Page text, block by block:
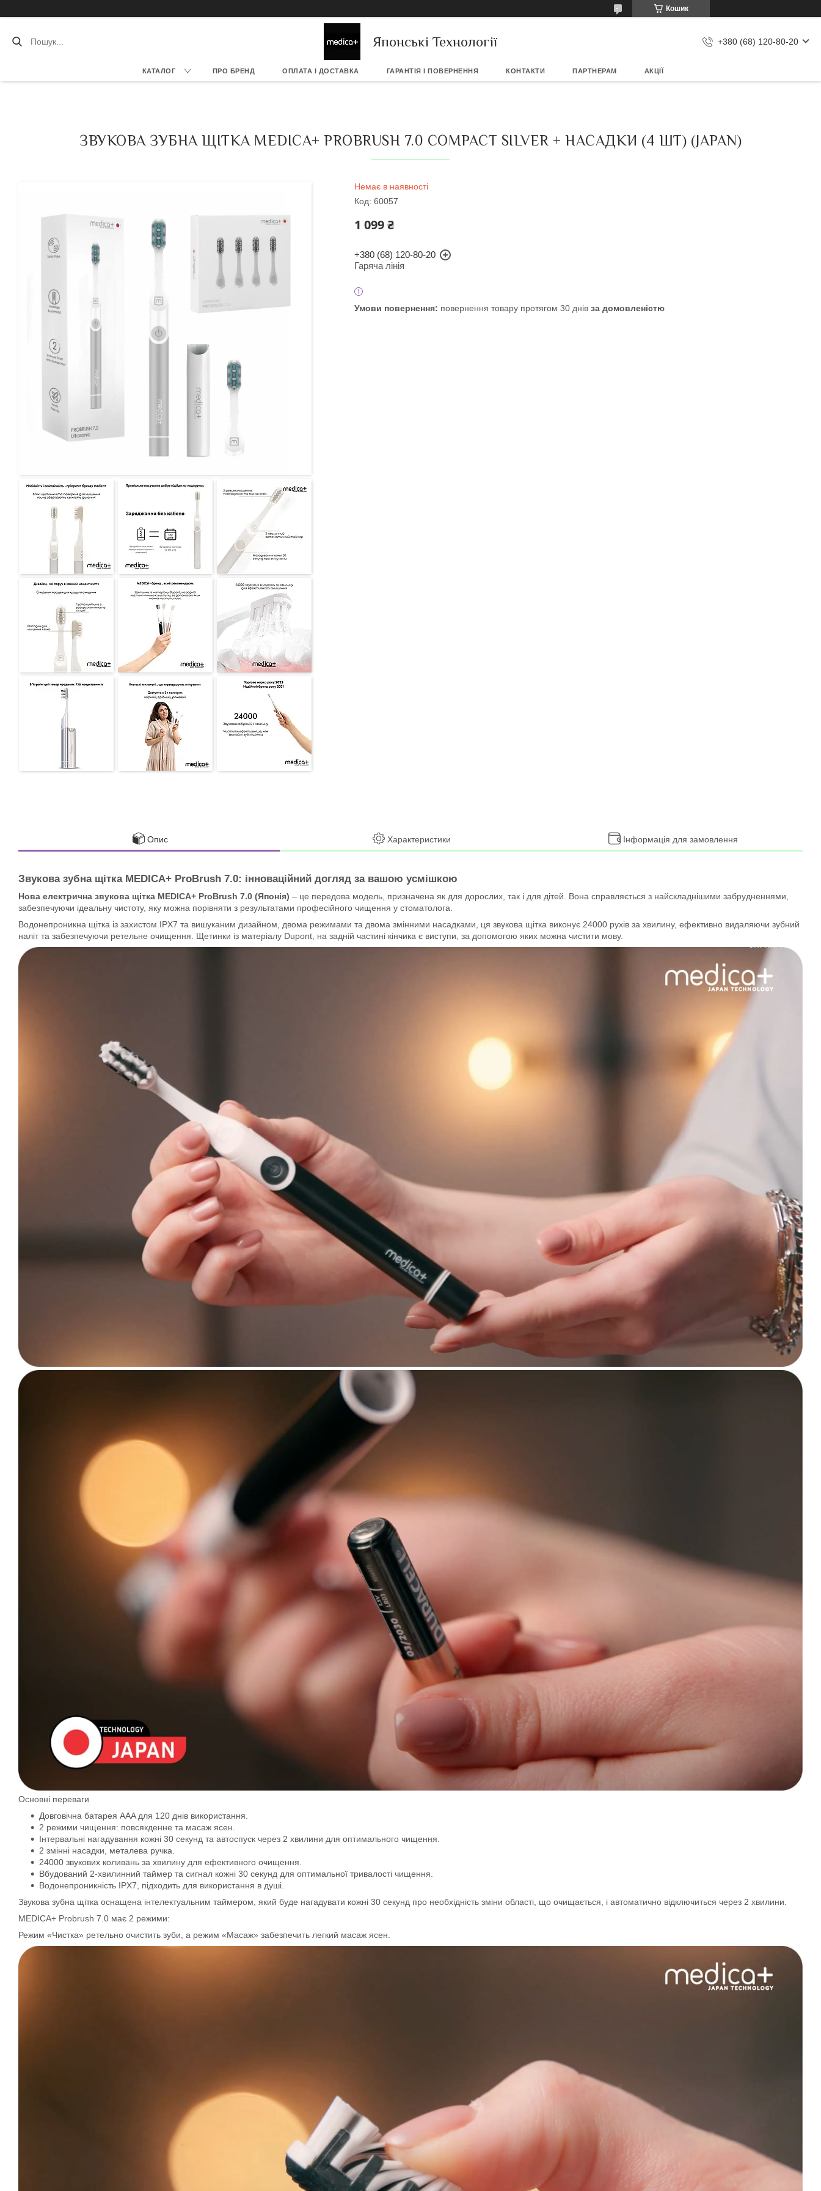
Кошик
Японські Технології +380 (68) 120-80-20
КАТАЛОГ ПРО БРЕНД ОПЛАТА І ДОСТАВКА ГАРАНТІЯ І ПОВЕРНЕННЯ КОНТАКТИ ПАРТНЕРАМ АКЦІЇ
ЗВУКОВА ЗУБНА ЩІТКА MEDICA+ PROBRUSH 7.0 COMPACT SILVER + НАСАДКИ (4 ШТ) (JAPAN)
Немає в наявності
Код: 60057
1 099 ₴
+380 (68) 120-80-20
Гаряча лінія
повернення товару протягом 30 днів за домовленістю
Опис Характеристики Інформація для замовлення
Звукова зубна щітка MEDICA+ ProBrush 7.0: інноваційний догляд за вашою усмішкою
Нова електрична звукова щітка MEDICA+ ProBrush 7.0 (Японія) – це передова модель, призначена як для дорослих, так і для дітей. Вона справляється з найскладнішими забрудненнями,
забезпечуючи ідеальну чистоту, яку можна порівняти з результатами професійного чищення у стоматолога.
Водонепроникна щітка із захистом IPX7 та вишуканим дизайном, двома режимами та двома змінними насадками, ця звукова щітка виконує 24000 рухів за хвилину, ефективно видаляючи зубний
наліт та забезпечуючи ретельне очищення. Щетинки із матеріалу Dupont, на задній частині кінчика є виступи, за допомогою яких можна чистити мову.
Основні переваги
Довговічна батарея AAA для 120 днів використання.
2 режими чищення: повсякденне та масаж ясен.
Інтервальні нагадування кожні 30 секунд та автоспуск через 2 хвилини для оптимального чищення.
2 змінні насадки, металева ручка.
24000 звукових коливань за хвилину для ефективного очищення.
Вбудований 2-хвилинний таймер та сигнал кожні 30 секунд для оптимальної тривалості чищення.
Водонепроникність IPX7, підходить для використання в душі.
Звукова зубна щітка оснащена інтелектуальним таймером, який буде нагадувати кожні 30 секунд про необхідність зміни області, що очищається, і автоматично відключиться через 2 хвилини.
MEDICA+ Probrush 7.0 має 2 режими:
Режим «Чистка» ретельно очистить зуби, а режим «Масаж» забезпечить легкий масаж ясен.